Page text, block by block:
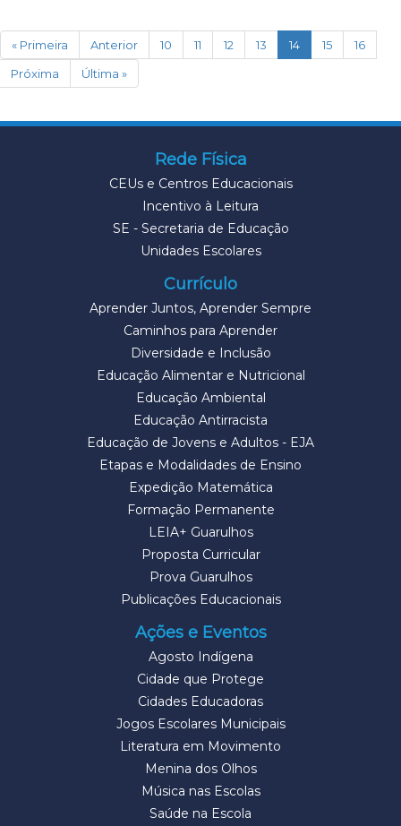
« Primeira Anterior 10 11 12 13 14(current)
15
16
Próxima
Última »
Rede Física
CEUs e Centros Educacionais
Incentivo à Leitura
SE - Secretaria de Educação
Unidades Escolares
Currículo
Aprender Juntos, Aprender Sempre
Caminhos para Aprender
Diversidade e Inclusão
Educação Alimentar e Nutricional
Educação Ambiental
Educação Antirracista
Educação de Jovens e Adultos - EJA
Etapas e Modalidades de Ensino
Expedição Matemática
Formação Permanente
LEIA+ Guarulhos
Proposta Curricular
Prova Guarulhos
Publicações Educacionais
Ações e Eventos
Agosto Indígena
Cidade que Protege
Cidades Educadoras
Jogos Escolares Municipais
Literatura em Movimento
Menina dos Olhos
Música nas Escolas
Saúde na Escola